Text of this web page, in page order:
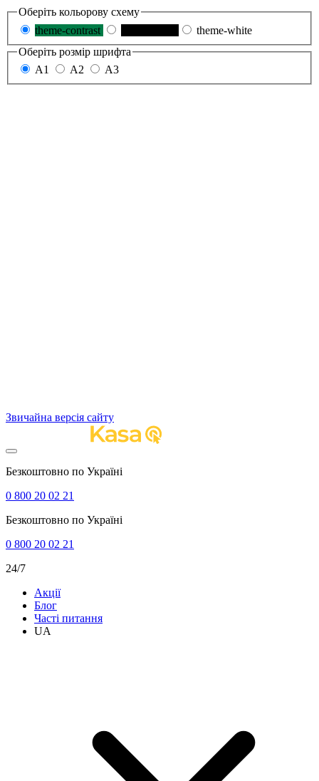
Оберіть кольорову схему
theme-contrast
theme-white
Оберіть розмір шрифта
A1
A2 A3
Звичайна версія сайту
Безкоштовно по Україні
0 800 20 02 21
Безкоштовно по Україні
0 800 20 02 21
24/7
Акції
Блог
Часті питання
UA